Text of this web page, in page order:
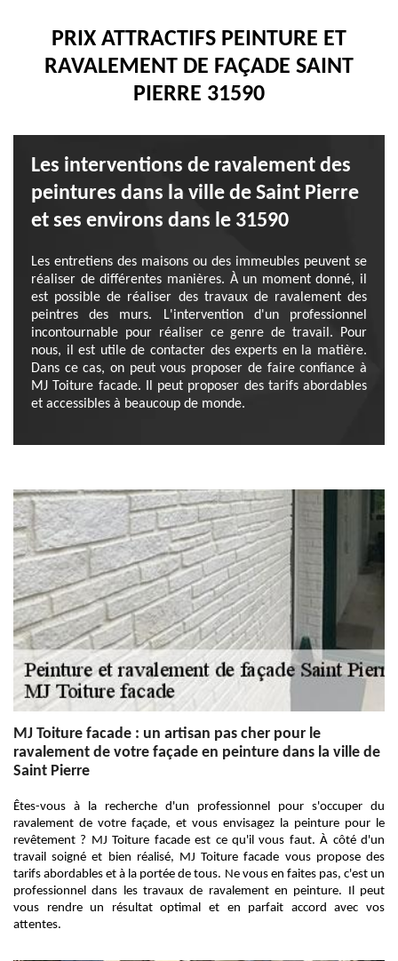
PRIX ATTRACTIFS PEINTURE ET
RAVALEMENT DE FAÇADE SAINT
PIERRE 31590
Les interventions de ravalement des
peintures dans la ville de Saint Pierre
et ses environs dans le 31590
Les entretiens des maisons ou des immeubles peuvent se
réaliser de différentes manières. À un moment donné, il
est possible de réaliser des travaux de ravalement des
peintres des murs. L'intervention d'un professionnel
incontournable pour réaliser ce genre de travail. Pour
nous, il est utile de contacter des experts en la matière.
Dans ce cas, on peut vous proposer de faire confiance à
MJ Toiture facade. Il peut proposer des tarifs abordables
et accessibles à beaucoup de monde.
MJ Toiture facade : un artisan pas cher pour le
ravalement de votre façade en peinture dans la ville de
Saint Pierre
Êtes-vous à la recherche d'un professionnel pour s'occuper du
ravalement de votre façade, et vous envisagez la peinture pour le
revêtement ? MJ Toiture facade est ce qu'il vous faut. À côté d'un
travail soigné et bien réalisé, MJ Toiture facade vous propose des
tarifs abordables et à la portée de tous. Ne vous en faites pas, c'est un
professionnel dans les travaux de ravalement en peinture. Il peut
vous rendre un résultat optimal et en parfait accord avec vos
attentes.